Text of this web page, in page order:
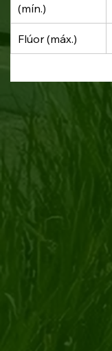
(mín.)
Flúor (máx.)